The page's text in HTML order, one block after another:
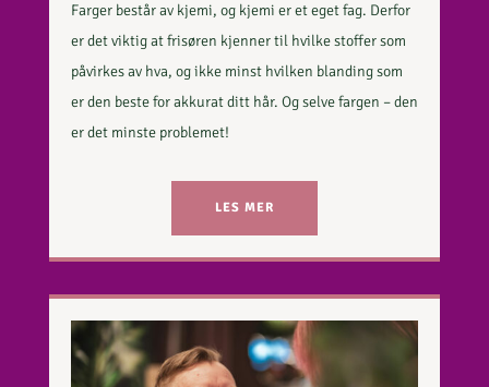
Farger består av kjemi, og kjemi er et eget fag. Derfor
er det viktig at frisøren kjenner til hvilke stoffer som
påvirkes av hva, og ikke minst hvilken blanding som
er den beste for akkurat ditt hår. Og selve fargen – den
er det minste problemet!
LES MER